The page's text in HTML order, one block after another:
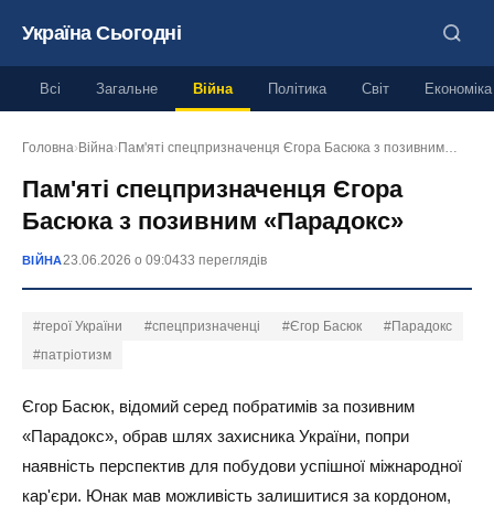
Україна Сьогодні
Всі Загальне Війна Політика Світ Економіка
Головна› Війна› Пам'яті спецпризначенця Єгора Басюка з позивним…
Пам'яті спецпризначенця Єгора
Басюка з позивним «Парадокс»
ВІЙНА23.06.2026 о 09:0433 переглядів
#герої України #спецпризначенці #Єгор Басюк
#Парадокс
#патріотизм
Єгор Басюк, відомий серед побратимів за позивним
«Парадокс», обрав шлях захисника України, попри
наявність перспектив для побудови успішної міжнародної
кар'єри. Юнак мав можливість залишитися за кордоном,